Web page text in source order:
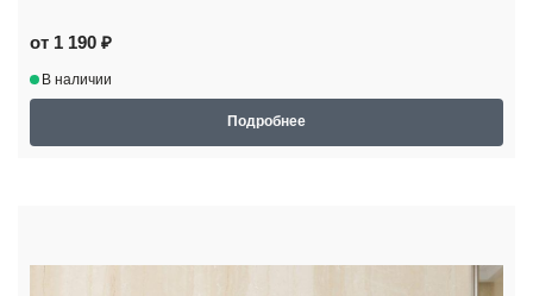
от 1 190 ₽
В наличии
Подробнее